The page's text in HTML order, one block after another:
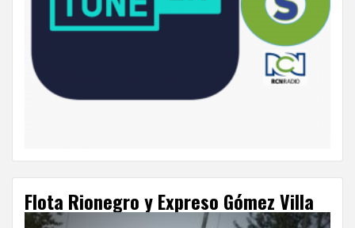
Flota Rionegro y Expreso Gómez Villa